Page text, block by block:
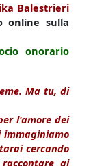
Balestrieri
online sulla
onorario
Ma tu, di
l'amore dei
immaginiamo
cercando
ai